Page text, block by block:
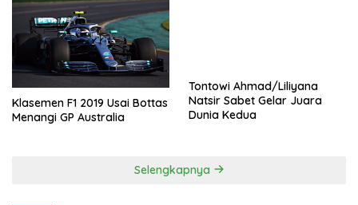
Klasemen F1 2019 Usai Bottas
Menangi GP Australia
Tontowi Ahmad/Liliyana
Natsir Sabet Gelar Juara
Dunia Kedua
Selengkapnya